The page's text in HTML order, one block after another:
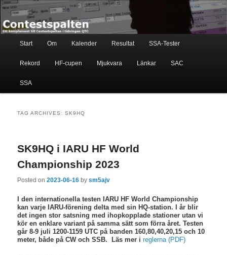
Skip
primary
content
Skip
secondary
content
Contestspalten
Ett komplement till contestspalten i tidningen QTC
Start Om Kalender Resultat SSA-Tester
Rekord HF-cupen Mjukvara Länkar SAC
SSA
TAG ARCHIVES:SK9HQ
SK9HQ i IARU HF World
Championship 2023
Posted on2023-06-16 bysm5ajv
I den internationella testen IARU HF World Championship
kan varje IARU-förening delta med sin HQ-station. I år blir
det ingen stor satsning med ihopkopplade stationer utan vi
kör en enklare variant på samma sätt som förra året. Testen
går 8-9 juli 1200-1159 UTC på banden 160,80,40,20,15 och 10
meter, både på CW och SSB. Läs mer ireglerna (PDF)